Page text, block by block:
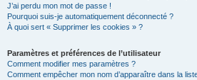
J’ai perdu mon mot de passe !
Pourquoi suis-je automatiquement déconnecté ?
À quoi sert « Supprimer les cookies » ?
Paramètres et préférences de l’utilisateur
Comment modifier mes paramètres ?
Comment empêcher mon nom d’apparaître dans la